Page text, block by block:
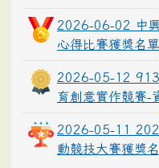
2026-06-02 中
心得比賽獲獎名單
2026-05-12 913
育創意實作競賽-
2026-05-11
動競技大賽獲獎